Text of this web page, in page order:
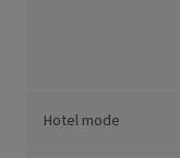
Hotel mode